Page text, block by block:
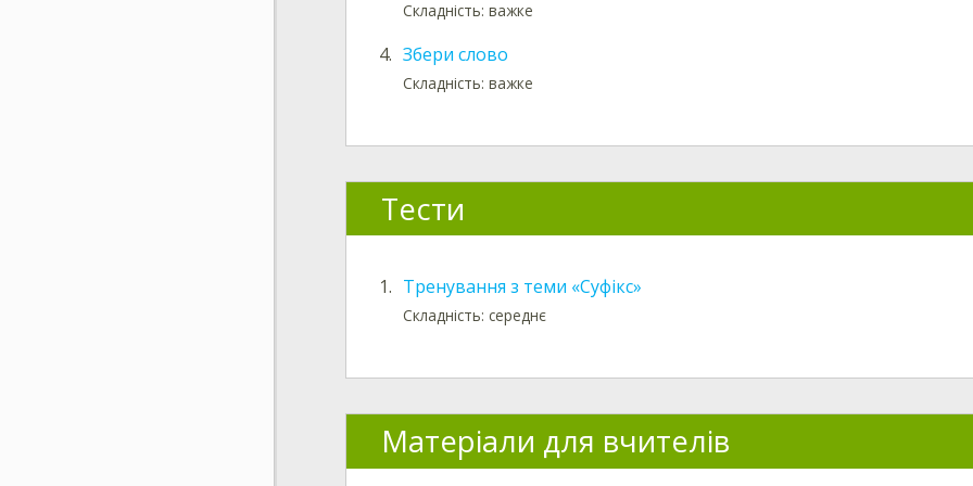
Складність: важке
4. Збери слово
Складність: важке
Тести
1. Тренування з теми «Суфікс»
Складність: середнє
Матеріали для вчителів